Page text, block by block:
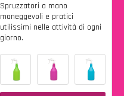
Spruzzatori a mano
maneggevoli e pratici
utilissimi nelle attività di ogni
giorno.